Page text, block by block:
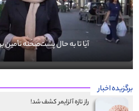
آیا تا به حال پشت‌صحنه تأمین
برگزیده اخبار
راز تازه آلزایمر کشف شد!